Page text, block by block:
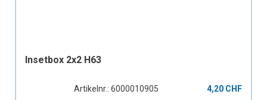
Insetbox 2x2 H63
Artikelnr.: 6000010905 4,20 CHF